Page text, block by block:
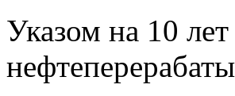
Указом на 10